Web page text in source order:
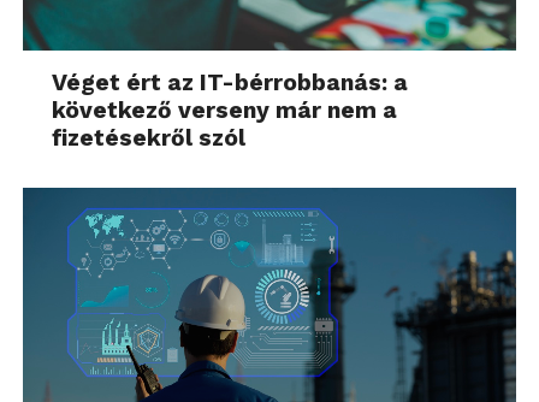
Véget ért az IT-bérrobbanás: a
következő verseny már nem a
fizetésekről szól